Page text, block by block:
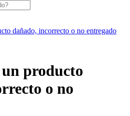
dañado, incorrecto o no entregado
producto
o no